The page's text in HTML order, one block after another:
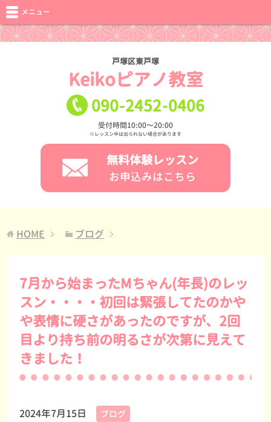
戸塚区東戸塚
Keikoピアノ教室
090-2452-0406
受付時間10:00〜20:00
※レッスン中は出られない場合があります
無料体験レッスン
お申込みはこちら
メニュー
HOME ブログ
7月から始まったMちゃん(年長)のレッ
スン・・・・初回は緊張してたのかや
や表情に硬さがあったのですが、2回
目より持ち前の明るさが次第に見えて
きました！
2024年7月15日 ブログ